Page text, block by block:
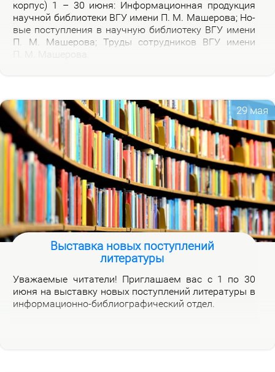
кор­пус) 1 – 30 июня: Ин­фор­ма­ци­он­ная про­дук­ция
на­уч­ной биб­лио­те­ки ВГУ име­ни П. М. Ма­ше­ро­ва; Но­
вые по­ступ­ле­ния в на­уч­ную биб­лио­те­ку ВГУ име­ни
П. М. Ма­ше­ро­ва; Тру­ды со­труд­ни­ков ВГУ име­ни
29 мая
Выставка новых поступлений
литературы
Ува­жа­е­мые чи­та­те­ли! При­гла­ша­ем вас с 1 по 30
июня на вы­став­ку но­вых по­ступ­ле­ний ли­те­ра­ту­ры в
ин­фор­ма­ци­он­но-биб­лио­гра­фи­че­ский от­дел.